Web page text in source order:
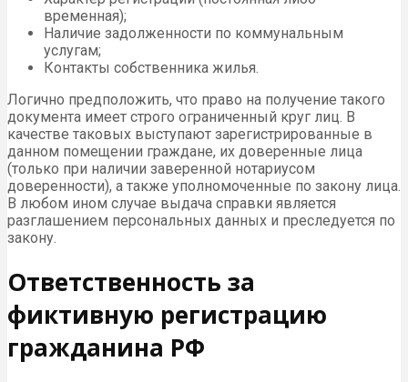
временная);
Наличие задолженности по коммунальным
услугам;
Контакты собственника жилья.
Логично предположить, что право на получение такого
документа имеет строго ограниченный круг лиц. В
качестве таковых выступают зарегистрированные в
данном помещении граждане, их доверенные лица
(только при наличии заверенной нотариусом
доверенности), а также уполномоченные по закону лица.
В любом ином случае выдача справки является
разглашением персональных данных и преследуется по
закону.
Ответственность за
фиктивную регистрацию
гражданина РФ